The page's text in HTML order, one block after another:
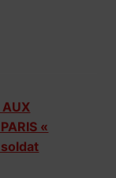
AUX
«
soldat